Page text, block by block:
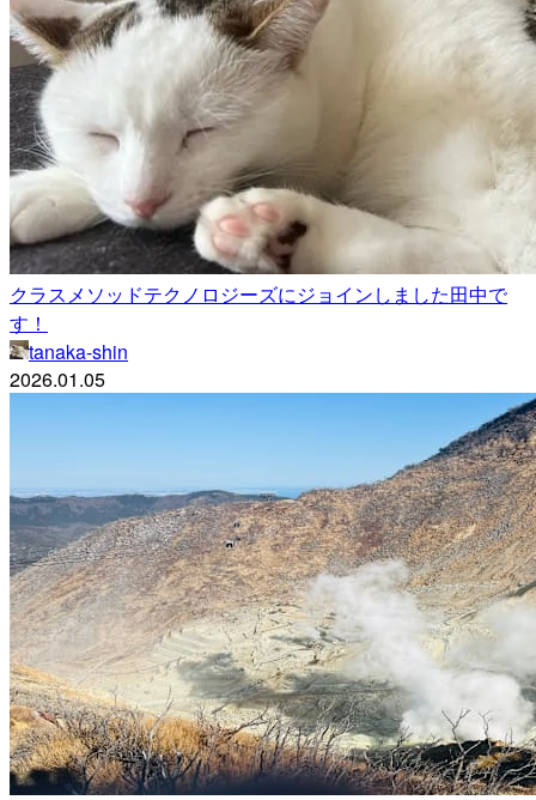
クラスメソッドテクノロジーズにジョインしました田中で
す！
tanaka-shin
2026.01.05